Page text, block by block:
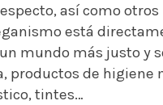
así como
está
mundo más justo y
productos de higiene
tintes…